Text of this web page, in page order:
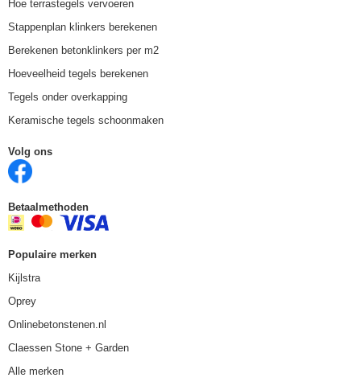
Hoe terrastegels vervoeren
Stappenplan klinkers berekenen
Berekenen betonklinkers per m2
Hoeveelheid tegels berekenen
Tegels onder overkapping
Keramische tegels schoonmaken
Volg ons
Betaalmethoden
Populaire merken
Kijlstra
Oprey
Onlinebetonstenen.nl
Claessen Stone + Garden
Alle merken